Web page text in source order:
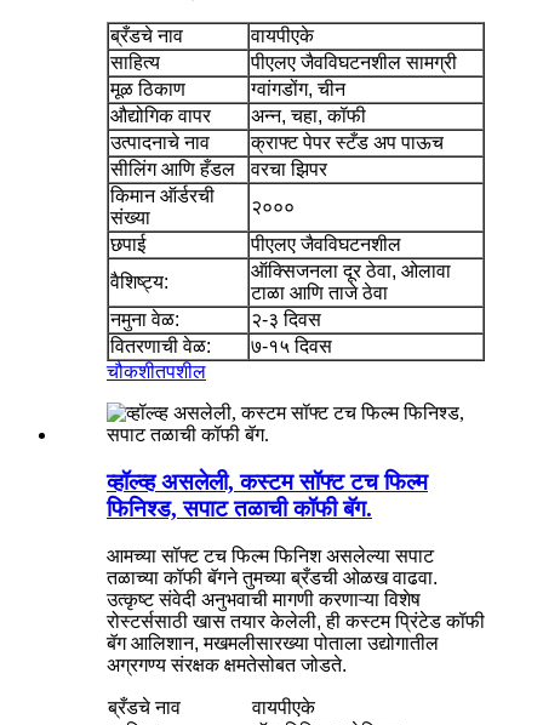
ब्रँडचे नाव
वायपीएके
साहित्य
पीएलए जैवविघटनशील सामग्री
मूळ ठिकाण
ग्वांगडोंग, चीन
औद्योगिक वापर
अन्न, चहा, कॉफी
उत्पादनाचे नाव
क्राफ्ट पेपर स्टँड अप पाऊच
सीलिंग आणि हँडल
वरचा झिपर
किमान ऑर्डरची
संख्या
२०००
छपाई
पीएलए जैवविघटनशील
वैशिष्ट्य:
ऑक्सिजनला दूर ठेवा, ओलावा
टाळा आणि ताजे ठेवा
नमुना वेळ:
२-३ दिवस
वितरणाची वेळ:
७-१५ दिवस
चौकशीतपशील
व्हॉल्व्ह असलेली, कस्टम सॉफ्ट टच फिल्म
फिनिश्ड, सपाट तळाची कॉफी बॅग.
आमच्या सॉफ्ट टच फिल्म फिनिश असलेल्या सपाट
तळाच्या कॉफी बॅगने तुमच्या ब्रँडची ओळख वाढवा.
उत्कृष्ट संवेदी अनुभवाची मागणी करणाऱ्या विशेष
रोस्टर्ससाठी खास तयार केलेली, ही कस्टम प्रिंटेड कॉफी
बॅग आलिशान, मखमलीसारख्या पोताला उद्योगातील
अग्रगण्य संरक्षक क्षमतेसोबत जोडते.
ब्रँडचे नाव
वायपीएके